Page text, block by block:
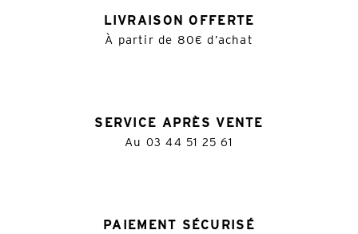
LIVRAISON OFFERTE
À partir de 80€ d’achat
SERVICE APRÈS VENTE
Au 03 44 51 25 61
PAIEMENT SÉCURISÉ